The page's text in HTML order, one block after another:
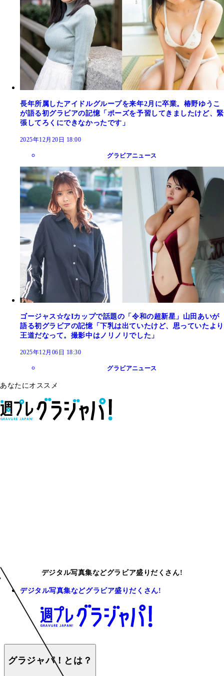
長年所属したアイドルグループを来年2月に卒業。椿野ゆうこ
が語る初グラビアの記憶「ポーズを予習してきましたけど、緊
張してろくにできなかったです」
2025年12月20日 18:00
グラビアニュース
ゴージャス☆なIカップで話題の「令和の超新星」山田あいが
語る初グラビアの記憶「下乳は出ていたけど、思っていたより
王道だなって。撮影中はノリノリでした」
2025年12月06日 18:30
グラビアニュース
あなたにオススメ
デジタル写真集などグラビア盛りだくさん!
デジタル写真集などグラビア盛りだくさん!
グラジャパ！とは？